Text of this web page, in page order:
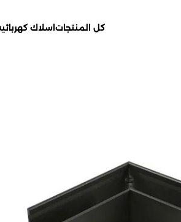
كل المنتجاتاسلاك